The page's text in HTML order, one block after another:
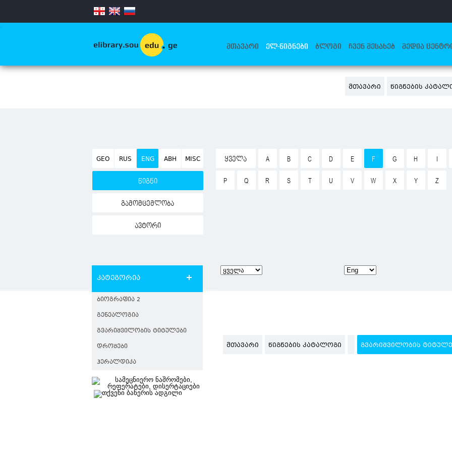
.
ᲛᲗᲐᲕᲐᲠᲘ ᲔᲚ-ᲬᲘᲒᲜᲔᲑᲘ ᲑᲚᲝᲒᲘ ᲩᲕᲔᲜ ᲨᲔᲡᲐᲮᲔᲑ ᲛᲔᲓᲘᲐ
ᲛᲗᲐᲕᲐᲠᲘ ᲬᲘᲒᲜᲔᲑᲘᲡ
GEO RUS ENG ABH MISC
წიგნი
გამომცემლობა
ავტორი
ᲧᲕᲔᲚᲐ A B C D E F G H
P Q R S T U V W X Y Z
კატეგორია
ᲑᲘᲝᲒᲠᲐᲤᲘᲐ 2
ᲒᲔᲜᲔᲐᲚᲝᲒᲘᲐ
ᲒᲕᲐᲠᲘᲨᲕᲘᲚᲝᲑᲘᲡ ᲢᲘᲢᲣᲚᲔᲑᲘ
ᲓᲠᲝᲨᲔᲑᲘ
ᲰᲔᲠᲐᲚᲓᲘᲙᲐ
ᲛᲗᲐᲕᲐᲠᲘ ᲬᲘᲒᲜᲔᲑᲘᲡ ᲙᲐᲢᲐᲚᲝᲒᲘ ᲒᲕᲐᲠᲘᲨᲕᲘᲚᲝᲑᲘᲡ